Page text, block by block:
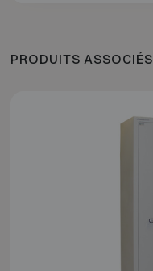
PRODUITS ASSOCIÉS